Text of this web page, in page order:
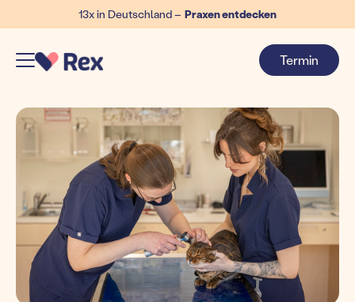
13x in Deutschland – Praxen entdecken
Termin